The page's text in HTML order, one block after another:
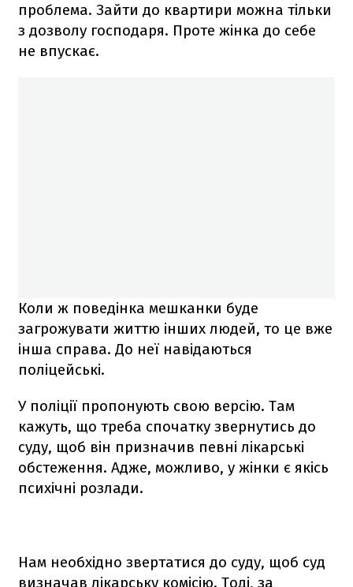
проблема. Зайти до квартири можна тільки
з дозволу господаря. Проте жінка до себе
не впускає.
Коли ж поведінка мешканки буде
загрожувати життю інших людей, то це вже
інша справа. До неї навідаються
поліцейські.
У поліції пропонують свою версію. Там
кажуть, що треба спочатку звернутись до
суду, щоб він призначив певні лікарські
обстеження. Адже, можливо, у жінки є якісь
психічні розлади.
Нам необхідно звертатися до суду, щоб суд
визначав лікарську комісію. Тоді, за